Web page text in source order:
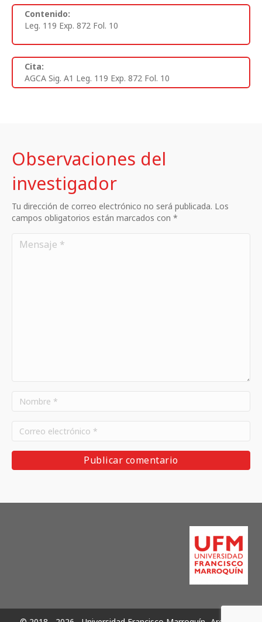
Contenido:
Leg. 119 Exp. 872 Fol. 10
Cita:
AGCA Sig. A1 Leg. 119 Exp. 872 Fol. 10
Observaciones del
investigador
Tu dirección de correo electrónico no será publicada. Los
campos obligatorios están marcados con *